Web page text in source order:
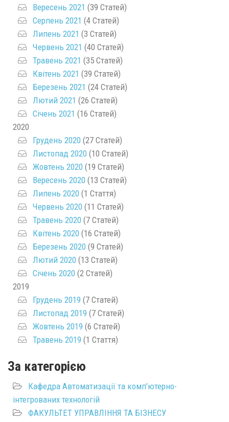
Вересень 2021 (39 Статей)
Серпень 2021 (4 Статей)
Липень 2021 (3 Статей)
Червень 2021 (40 Статей)
Травень 2021 (35 Статей)
Квітень 2021 (39 Статей)
Березень 2021 (24 Статей)
Лютий 2021 (26 Статей)
Січень 2021 (16 Статей)
2020
Грудень 2020 (27 Статей)
Листопад 2020 (10 Статей)
Жовтень 2020 (19 Статей)
Вересень 2020 (13 Статей)
Липень 2020 (1 Стаття)
Червень 2020 (11 Статей)
Травень 2020 (7 Статей)
Квітень 2020 (16 Статей)
Березень 2020 (9 Статей)
Лютий 2020 (13 Статей)
Січень 2020 (2 Статей)
2019
Грудень 2019 (7 Статей)
Листопад 2019 (7 Статей)
Жовтень 2019 (6 Статей)
Травень 2019 (1 Стаття)
За категорією
Кафедра Автоматизації та комп’ютерно-
інтегрованих технологій
ФАКУЛЬТЕТ УПРАВЛІННЯ ТА БІЗНЕСУ